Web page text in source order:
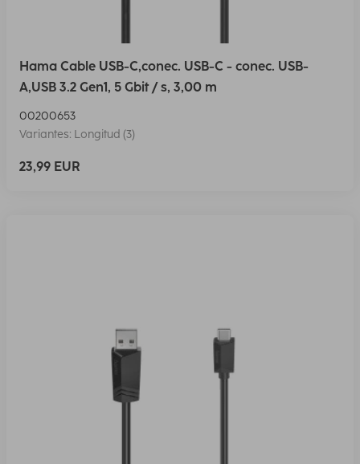
Hama Cable USB-C,conec. USB-C - conec. USB-
A,USB 3.2 Gen1, 5 Gbit / s, 3,00 m
00200653
Variantes: Longitud (3)
23,99 EUR